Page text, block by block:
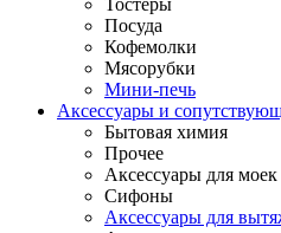
Тостеры
Посуда
Кофемолки
Мясорубки
Мини-печь
Аксессуары и
Бытовая химия
Прочее
Аксессуары для моек
Сифоны
Аксессуары для